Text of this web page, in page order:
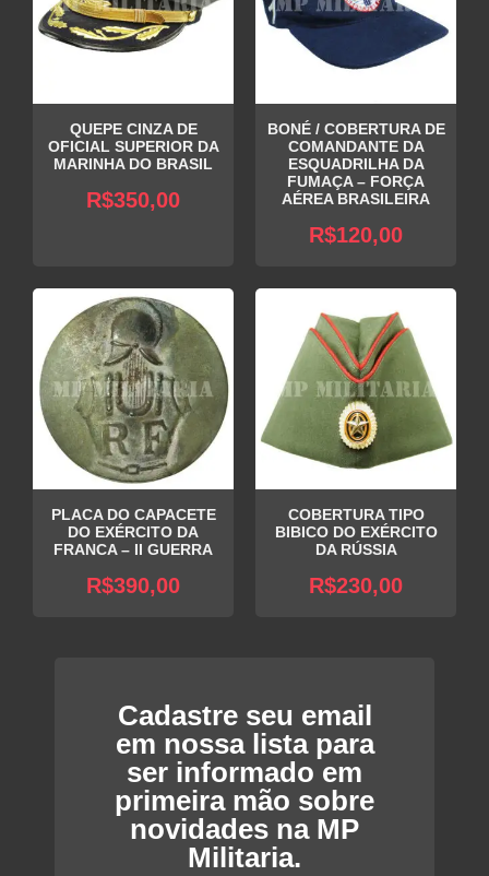
QUEPE CINZA DE
OFICIAL SUPERIOR DA
MARINHA DO BRASIL
R$350,00
BONÉ / COBERTURA DE
COMANDANTE DA
ESQUADRILHA DA
FUMAÇA – FORÇA
AÉREA BRASILEIRA
R$120,00
PLACA DO CAPACETE
DO EXÉRCITO DA
FRANCA – II GUERRA
R$390,00
COBERTURA TIPO
BIBICO DO EXÉRCITO
DA RÚSSIA
R$230,00
Cadastre seu email
em nossa lista para
ser informado em
primeira mão sobre
novidades na MP
Militaria.